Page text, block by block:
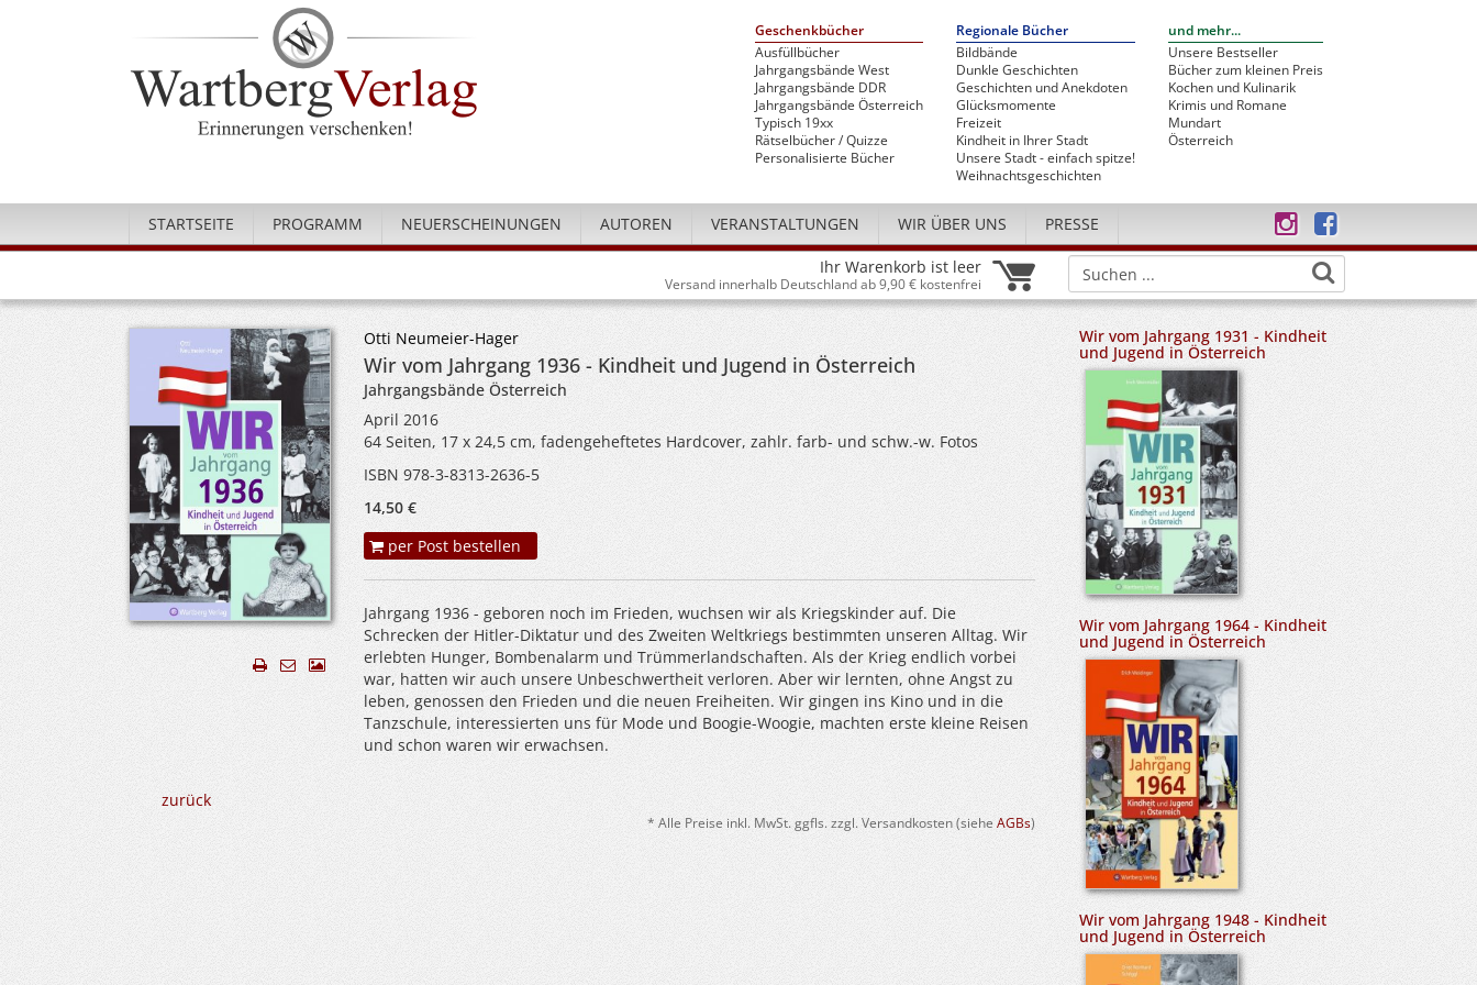
Geschenkbücher
Ausfüllbücher
Jahrgangsbände West
Jahrgangsbände DDR
Jahrgangsbände Österreich
Typisch 19xx
Rätselbücher / Quizze
Personalisierte Bücher
Regionale Bücher
Bildbände
Dunkle Geschichten
Geschichten und Anekdoten
Glücksmomente
Freizeit
Kindheit in Ihrer Stadt
Unsere Stadt - einfach spitze!
Weihnachtsgeschichten
und mehr...
Unsere Bestseller
Bücher zum kleinen Preis
Kochen und Kulinarik
Krimis und Romane
Mundart
Österreich
STARTSEITE PROGRAMM NEUERSCHEINUNGEN AUTOREN VERANSTALTUNGEN WIR ÜBER UNS PRESSE
Ihr Warenkorb ist leer
Versand innerhalb Deutschland ab 9,90 € kostenfrei
Otti Neumeier-Hager
Wir vom Jahrgang 1936 - Kindheit und Jugend in Österreich
Jahrgangsbände Österreich
April 2016
64 Seiten, 17 x 24,5 cm, fadengeheftetes Hardcover, zahlr. farb- und schw.-w. Fotos
ISBN 978-3-8313-2636-5
14,50 €
per Post bestellen
Jahrgang 1936 - geboren noch im Frieden, wuchsen wir als Kriegskinder auf. Die
Schrecken der Hitler-Diktatur und des Zweiten Weltkriegs bestimmten unseren Alltag. Wir
erlebten Hunger, Bombenalarm und Trümmerlandschaften. Als der Krieg endlich vorbei
war, hatten wir auch unsere Unbeschwertheit verloren. Aber wir lernten, ohne Angst zu
leben, genossen den Frieden und die neuen Freiheiten. Wir gingen ins Kino und in die
Tanzschule, interessierten uns für Mode und Boogie-Woogie, machten erste kleine Reisen
und schon waren wir erwachsen.
zurück
* Alle Preise inkl. MwSt. ggfls. zzgl. Versandkosten (siehe AGBs)
Wir vom Jahrgang 1931 - Kindheit
und Jugend in Österreich
Wir vom Jahrgang 1964 - Kindheit
und Jugend in Österreich
Wir vom Jahrgang 1948 - Kindheit
und Jugend in Österreich